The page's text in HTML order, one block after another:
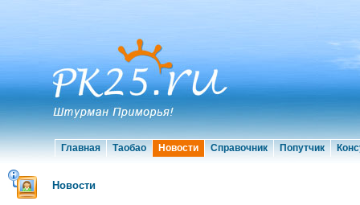
Главная Таобао Новости Справочник Попутчик
Новости